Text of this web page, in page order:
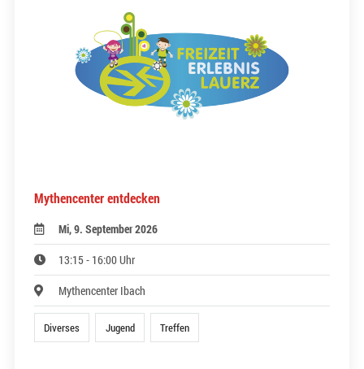
Mythencenter entdecken
Mi, 9. September 2026
13:15 - 16:00 Uhr
Mythencenter Ibach
Diverses Jugend Treffen